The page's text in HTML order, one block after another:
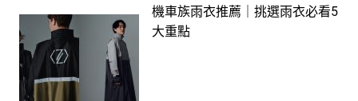
機車族雨衣推薦｜挑選雨衣必看5
大重點